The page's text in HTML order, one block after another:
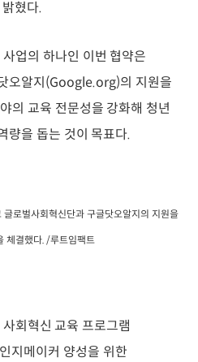
혔다.
사업의 하나인 이번 협약은
오알지(Google.org)의 지원을
의 교육 전문성을 강화해 청년
량을 돕는 것이 목표다.
로벌사회혁신단과 구글닷오알지의 지원을
체결했다. /루트임팩트
회혁신 교육 프로그램
지메이커 양성을 위한